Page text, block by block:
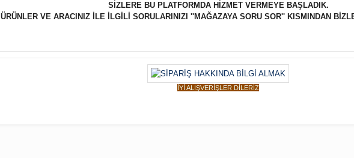
SİZLERE BU PLATFORMDA HİZMET VERMEYE BAŞLADIK.
ÜRÜNLER VE ARACINIZ İLE İLGİLİ SORULARINIZI ''MAĞAZAYA SORU SOR'' KISMINDAN
İYİ ALIŞVERİŞLER DİLERİZ